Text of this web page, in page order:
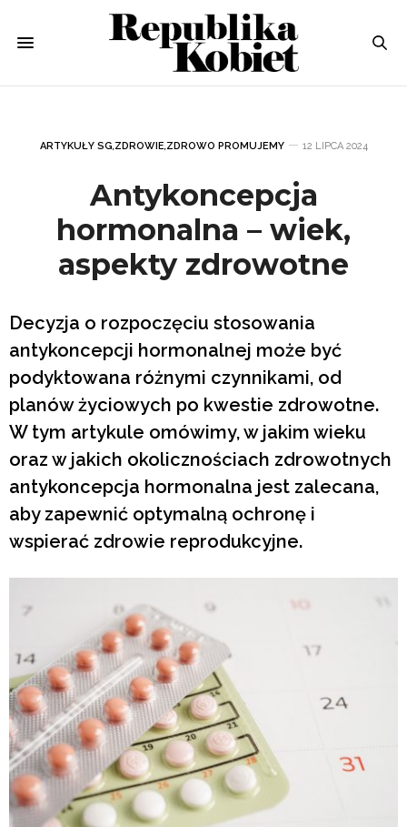
ARTYKUŁY SG,ZDROWIE,ZDROWO PROMUJEMY 12 LIPCA 2024
Antykoncepcja
hormonalna – wiek,
aspekty zdrowotne
Decyzja o rozpoczęciu stosowania
antykoncepcji hormonalnej może być
podyktowana różnymi czynnikami, od
planów życiowych po kwestie zdrowotne.
W tym artykule omówimy, w jakim wieku
oraz w jakich okolicznościach zdrowotnych
antykoncepcja hormonalna jest zalecana,
aby zapewnić optymalną ochronę i
wspierać zdrowie reprodukcyjne.